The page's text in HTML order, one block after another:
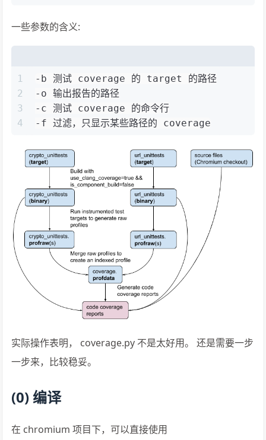
一些参数的含义:
1
2
3
4
-b 测试 coverage 的 target 的路径
-o 输出报告的路径
-c 测试 coverage 的命令行
-f 过滤，只显示某些路径的 coverage
实际操作表明， coverage.py 不是太好用。 还是需要一步
一步来，比较稳妥。
(0) 编译
在 chromium 项目下，可以直接使用